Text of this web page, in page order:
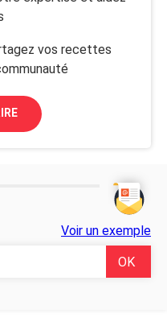
vos recettes
Voir un exemple